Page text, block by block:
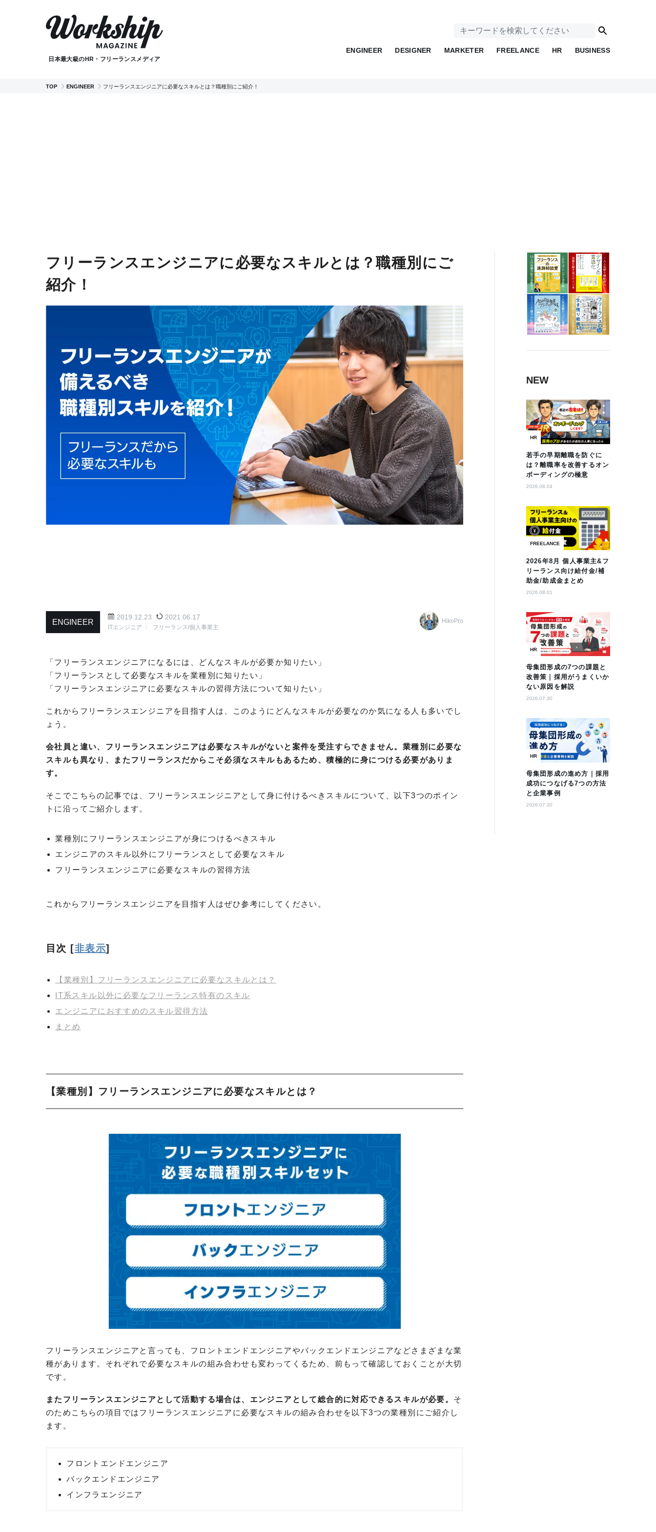
日本最大級のHR・フリーランスメディア
ENGINEER DESIGNER MARKETER FREELANCE HR BUSINESS
TOP ENGINEER フリーランスエンジニアに必要なスキルとは？職種別にご紹介！
フリーランスエンジニアに必要なスキルとは？職種別にご
紹介！
ENGINEER HikoPro
2019.12.23 2021.06.17
ITエンジニア フリーランス/個人事業主
「フリーランスエンジニアになるには、どんなスキルが必要か知りたい」
「フリーランスとして必要なスキルを業種別に知りたい」
「フリーランスエンジニアに必要なスキルの習得方法について知りたい」
これからフリーランスエンジニアを目指す人は、このようにどんなスキルが必要なのか気になる人も多いでし
ょう。
会社員と違い、フリーランスエンジニアは必要なスキルがないと案件を受注すらできません。業種別に必要な
スキルも異なり、またフリーランスだからこそ必須なスキルもあるため、積極的に身につける必要がありま
す。
そこでこちらの記事では、フリーランスエンジニアとして身に付けるべきスキルについて、以下3つのポイン
トに沿ってご紹介します。
業種別にフリーランスエンジニアが身につけるべきスキル
エンジニアのスキル以外にフリーランスとして必要なスキル
フリーランスエンジニアに必要なスキルの習得方法
これからフリーランスエンジニアを目指す人はぜひ参考にしてください。
目次 [非表示]
【業種別】フリーランスエンジニアに必要なスキルとは？
IT系スキル以外に必要なフリーランス特有のスキル
エンジニアにおすすめのスキル習得方法
まとめ
【業種別】フリーランスエンジニアに必要なスキルとは？
フリーランスエンジニアと言っても、フロントエンドエンジニアやバックエンドエンジニアなどさまざまな業
種があります。それぞれで必要なスキルの組み合わせも変わってくるため、前もって確認しておくことが大切
です。
またフリーランスエンジニアとして活動する場合は、エンジニアとして総合的に対応できるスキルが必要。 そ
のためこちらの項目ではフリーランスエンジニアに必要なスキルの組み合わせを以下3つの業種別にご紹介し
ます。
フロントエンドエンジニア
バックエンドエンジニア
インフラエンジニア
NEW
HR
若手の早期離職を防ぐに
は？離職率を改善するオン
ボーディングの極意
2026.08.04
FREELANCE
2026年8月 個人事業主&フ
リーランス向け給付金/補
助金/助成金まとめ
2026.08.01
HR
母集団形成の7つの課題と
改善策｜採用がうまくいか
ない原因を解説
2026.07.30
HR
母集団形成の進め方｜採用
成功につなげる7つの方法
と企業事例
2026.07.30